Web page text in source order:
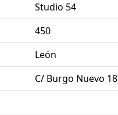
Studio 54
450
León
C/ Burgo Nuevo 18